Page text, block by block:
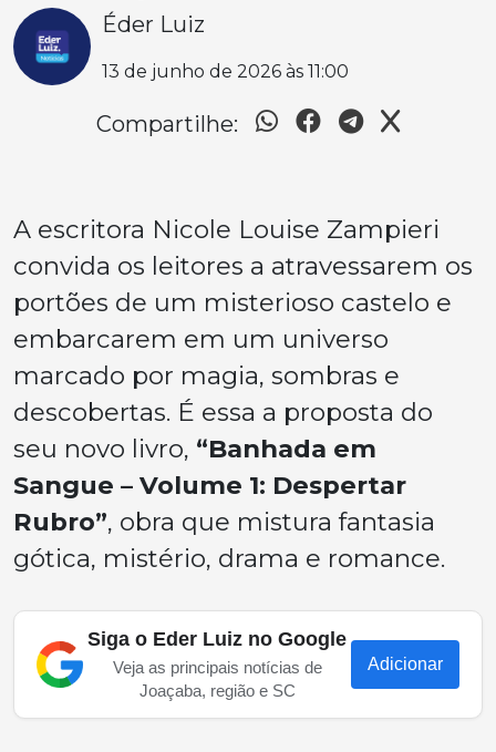
Éder Luiz
13 de junho de 2026 às 11:00
Compartilhe:
A escritora Nicole Louise Zampieri
convida os leitores a atravessarem os
portões de um misterioso castelo e
embarcarem em um universo
marcado por magia, sombras e
descobertas. É essa a proposta do
seu novo livro, “Banhada em
Sangue – Volume 1: Despertar
Rubro”, obra que mistura fantasia
gótica, mistério, drama e romance.
Siga o Eder Luiz no Google
Veja as principais notícias de
Joaçaba, região e SC
Adicionar